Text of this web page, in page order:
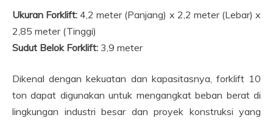
Ukuran Forklift: 4,2 meter (Panjang) x 2,2 meter (Lebar) x
2,85 meter (Tinggi)
Sudut Belok Forklift: 3,9 meter
Dikenal dengan kekuatan dan kapasitasnya, forklift 10
ton dapat digunakan untuk mengangkat beban berat di
lingkungan industri besar dan proyek konstruksi yang